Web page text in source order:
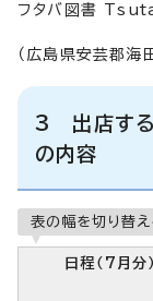
フタバ図書
（広島県安芸郡
3 出店する
の内容
表の幅を切り替え
日程（7月分）